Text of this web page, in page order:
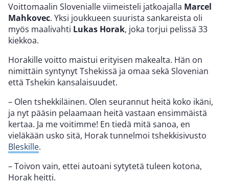
Voittomaalin Slovenialle viimeisteli jatkoajalla Marcel
Mahkovec. Yksi joukkueen suurista sankareista oli
myös maalivahti Lukas Horak, joka torjui pelissä 33
kiekkoa.
Horakille voitto maistui erityisen makealta. Hän on
nimittäin syntynyt Tshekissä ja omaa sekä Slovenian
että Tshekin kansalaisuudet.
– Olen tshekkiläinen. Olen seurannut heitä koko ikäni,
ja nyt pääsin pelaamaan heitä vastaan ensimmäistä
kertaa. Ja me voitimme! En tiedä mitä sanoa, en
vieläkään usko sitä, Horak tunnelmoi tshekkisivusto
Bleskille.
– Toivon vain, ettei autoani sytytetä tuleen kotona,
Horak heitti.